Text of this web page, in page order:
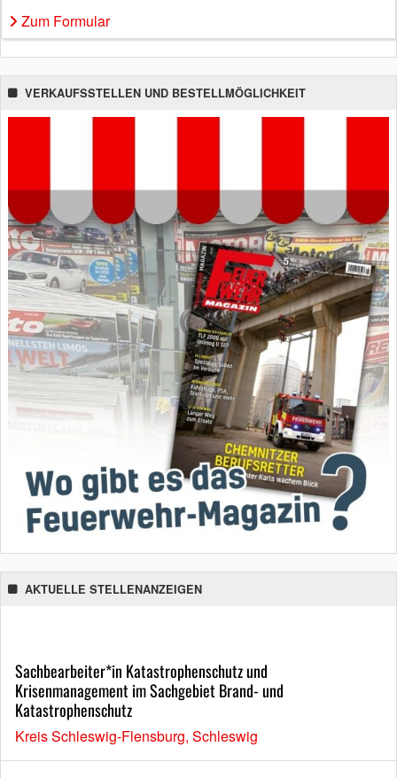
Zum Formular
VERKAUFSSTELLEN UND BESTELLMÖGLICHKEIT
AKTUELLE STELLENANZEIGEN
Sachbearbeiter*in Katastrophenschutz und
Krisenmanagement im Sachgebiet Brand- und
Katastrophenschutz
Kreis Schleswig-Flensburg, Schleswig